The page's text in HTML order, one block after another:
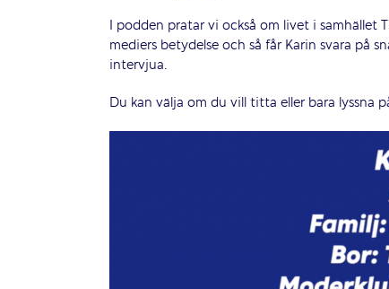
I podden pratar vi också om livet i samhället
mediers betydelse och så får Karin svara på
intervjua.
Du kan välja om du vill titta eller bara lyssna